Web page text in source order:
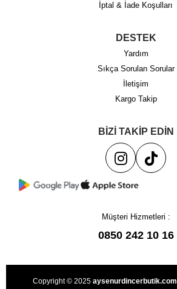
İptal & İade Koşulları
DESTEK
Yardım
Sıkça Sorulan Sorular
İletişim
Kargo Takip
BİZİ TAKİP EDİN
Müşteri Hizmetleri :
0850 242 10 16
Copyright © 2025 aysenurdincerbutik.com